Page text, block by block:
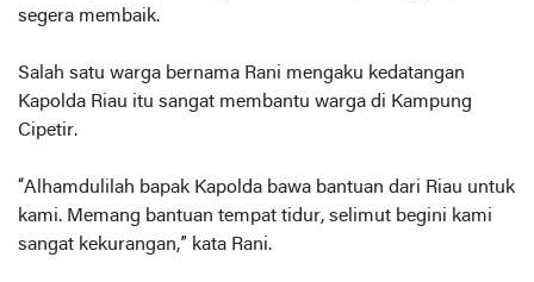
segera membaik.
Salah satu warga bernama Rani mengaku kedatangan
Kapolda Riau itu sangat membantu warga di Kampung
Cipetir.
“Alhamdulilah bapak Kapolda bawa bantuan dari Riau untuk
kami. Memang bantuan tempat tidur, selimut begini kami
sangat kekurangan,” kata Rani.